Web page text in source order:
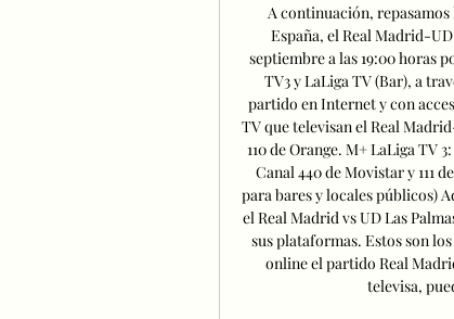
A continuación,
España, el Real Madrid-
septiembre a las 19:00 horas​
TV3 y LaLiga TV (Bar), a
partido en Internet y con
TV que televisan el Real
110 de Orange. M+ LaLiga TV
Canal 440 de Movistar y 111
para bares y locales públicos)
el Real Madrid vs UD Las
sus plataformas. Estos son
online el partido Real
televisa,